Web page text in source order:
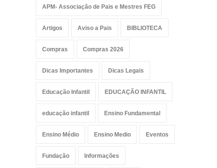
APM- Associação de Pais e Mestres FEG
Artigos Aviso a Pais BIBLIOTECA
Compras Compras 2026
Dicas Importantes Dicas Legais
Educação Infantil EDUCAÇÃO INFANTIL
educação infantil Ensino Fundamental
Ensino Médio Ensino Medio Eventos
Fundação Informações